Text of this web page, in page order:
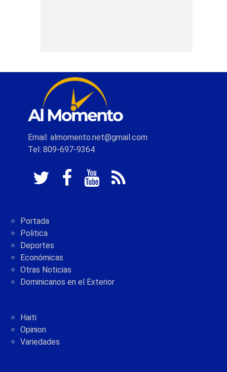
Email: almomento.net@gmail.com
Tel: 809-697-9364
Portada
Politica
Deportes
Económicas
Otras Noticias
Dominicanos en el Exterior
Haiti
Opinion
Variedades